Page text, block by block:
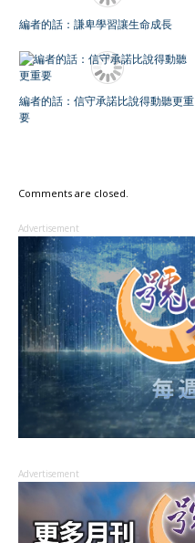
編者的話：謙卑學習讓生命成長
編者的話：信守承諾比說得動聽更重
要
Comments are closed.
Advertisement
Advertisement